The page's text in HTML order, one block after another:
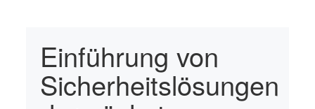
Einführung von
Sicherheitslösungen